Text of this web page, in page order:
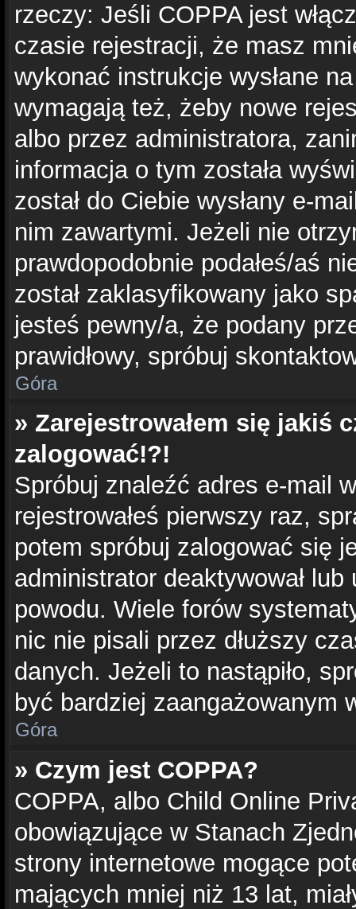
rzeczy: Jeśli COPPA jest
czasie rejestracji, że masz
wykonać instrukcje wysłane
wymagają też, żeby nowe
albo przez administratora,
informacja o tym została
został do Ciebie wysłany e-
nim zawartymi. Jeżeli nie
prawdopodobnie podałeś/aś
został zaklasyfikowany jako
jesteś pewny/a, że podany
prawidłowy, spróbuj
Góra
» Zarejestrowałem się jakiś
zalogować!?!
Spróbuj znaleźć adres e-mail
rejestrowałeś pierwszy raz,
potem spróbuj zalogować się
administrator deaktywował
powodu. Wiele forów
nic nie pisali przez dłuższy
danych. Jeżeli to nastąpiło,
być bardziej zaangażowanym
Góra
» Czym jest COPPA?
COPPA, albo Child Online
obowiązujące w Stanach
strony internetowe mogące
mających mniej niż 13 lat,